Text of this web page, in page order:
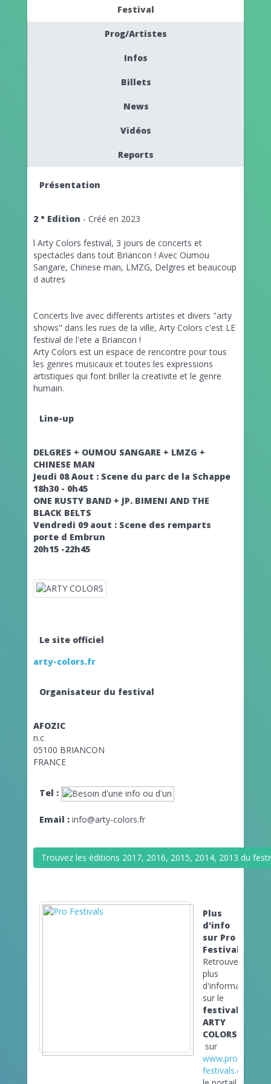
Festival
Prog/Artistes
Infos
Billets
News
Vidéos
Reports
Présentation
2 ° Edition - Créé en 2023
l Arty Colors festival, 3 jours de concerts et
spectacles dans tout Briancon ! Avec Oumou
Sangare, Chinese man, LMZG, Delgres et beaucoup
d autres
Concerts live avec differents artistes et divers "arty
shows" dans les rues de la ville, Arty Colors c'est LE
festival de l'ete a Briancon !
Arty Colors est un espace de rencontre pour tous
les genres musicaux et toutes les expressions
artistiques qui font briller la creativite et le genre
humain.
Line-up
DELGRES + OUMOU SANGARE + LMZG +
CHINESE MAN
Jeudi 08 Aout : Scene du parc de la Schappe
18h30 - 0h45
ONE RUSTY BAND + JP. BIMENI AND THE
BLACK BELTS
Vendredi 09 aout : Scene des remparts
porte d Embrun
20h15 -22h45
Le site officiel
arty-colors.fr
Organisateur du festival
AFOZIC
n.c
05100 BRIANCON
FRANCE
Tel :
Email : info@arty-colors.fr
Trouvez les éditions 2017, 2016, 2015, 2014, 2013 du
Plus
d'info
sur Pro
Festivals
Retrouvez
plus
d'informations
sur le
festival
ARTY
COLORS
sur
www.pro-
festivals.com